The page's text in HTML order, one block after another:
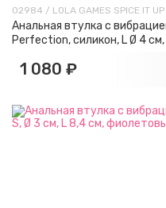
02984 / LOLA GAMES SPICE IT UP
Анальная втулка с
Perfection, силикон, L Ø 4
1 080 ₽